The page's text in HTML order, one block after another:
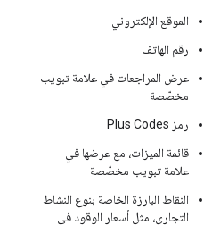
الموقع الإلكتروني
رقم الهاتف
عرض المراجعات في علامة تبويب
مخصّصة
رمز Plus Codes
قائمة الميزات، مع عرضها في
علامة تبويب مخصّصة
النقاط البارزة الخاصة بنوع النشاط
التجاري، مثل أسعار الوقود في